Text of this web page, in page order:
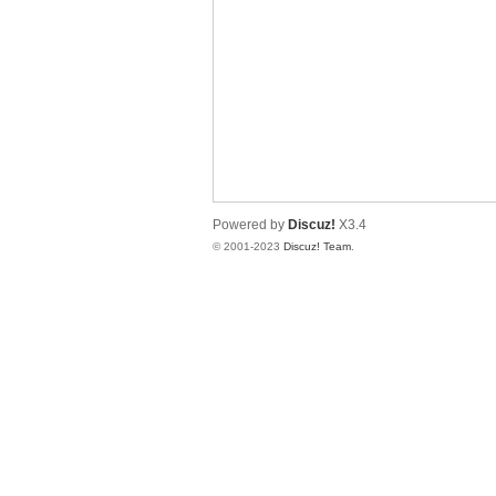
Powered by Discuz! X3.4
© 2001-2023 Discuz! Team